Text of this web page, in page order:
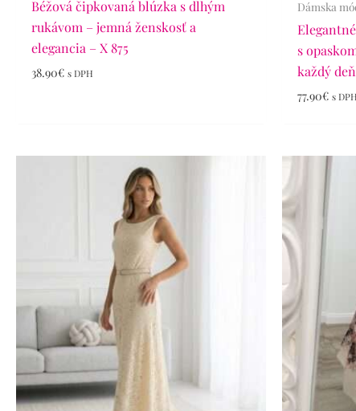
Béžová čipkovaná blúzka s dlhým
rukávom – jemná ženskosť a
elegancia – X 875
38.90€ s DPH
Dámska
s
každý
77.90€ s DPH